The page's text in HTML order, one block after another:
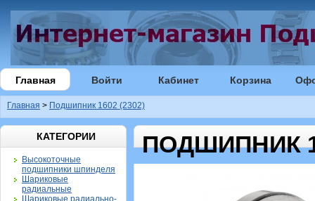
Главная Войти Кабинет Корзина
Главная > Подшипник 1602 (2302)
КАТЕГОРИИ
Высокоточные
подшипники шпинделя
Шариковые
радиальные
Шариковые радиально-
ПОДШИПНИК